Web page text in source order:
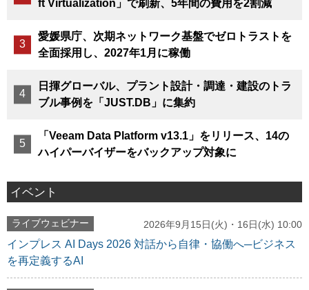
ft Virtualization」で刷新、5年間の費用を2割減
愛媛県庁、次期ネットワーク基盤でゼロトラストを
全面採用し、2027年1月に稼働
日揮グローバル、プラント設計・調達・建設のトラ
ブル事例を「JUST.DB」に集約
「Veeam Data Platform v13.1」をリリース、14の
ハイパーバイザーをバックアップ対象に
イベント
ライブウェビナー 2026年9月15日(火)・16日(水) 10:00
インプレス AI Days 2026 対話から自律・協働へ─ビジネス
を再定義するAI